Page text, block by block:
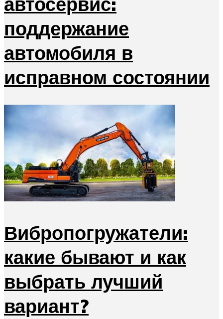
поддержание
автомобиля в
исправном состоянии
Вибропогружатели:
какие бывают и как
выбрать лучший
вариант?